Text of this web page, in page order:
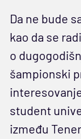
Da ne bude
kao da se
o
šampionski
student
između